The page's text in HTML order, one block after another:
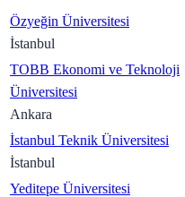
Özyeğin Üniversitesi
İstanbul
TOBB Ekonomi ve Teknoloji
Üniversitesi
Ankara
İstanbul Teknik Üniversitesi
İstanbul
Yeditepe Üniversitesi